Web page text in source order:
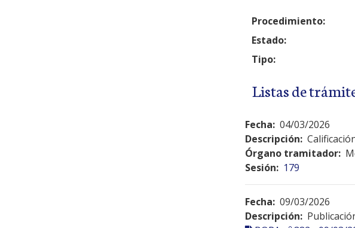
Procedimiento:
Estado:
Tipo:
Listas de
Fecha: 04/03/2026
Descripción:
Órgano tramitador:
Sesión: 179
Fecha: 09/03/2026
Descripción: